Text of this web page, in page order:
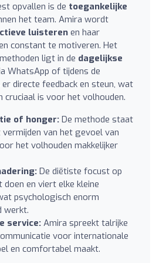
opvallen is de toegankelijke
het team. Amira wordt
luisteren en haar
constant te motiveren. Het
ligt in de dagelijkse
WhatsApp of tijdens de
directe feedback en steun, wat
cruciaal is voor het volhouden.
of honger:De methode staat
vermijden van het gevoel van
het volhouden makkelijker
De diëtiste focust op
en viert elke kleine
psychologisch enorm
werkt.
service: Amira spreekt talrijke
voor internationale
en comfortabel maakt.